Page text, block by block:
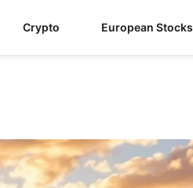
Crypto European Stocks